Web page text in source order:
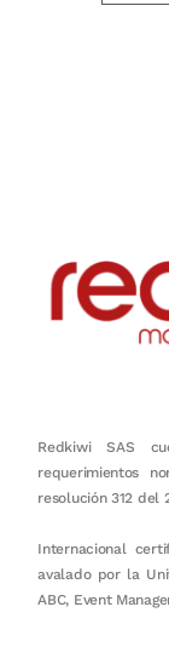
Redkiwi SAS
requerimientos
resolución 312 del
Internacional
avalado por la
ABC, Event